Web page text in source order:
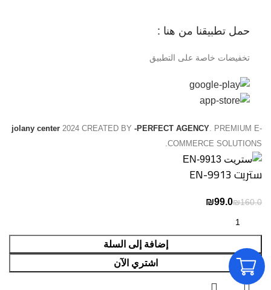
حمل تطبيقنا من هنا :
تخفيضات خاصة على التطبيق
jolany center 2024 CREATED BY -PERFECT AGENCY. PREMIUM E-
COMMERCE SOLUTIONS.
ستريت EN-9913
₪
₪
إضافة إلى السلة
اشتري الآن